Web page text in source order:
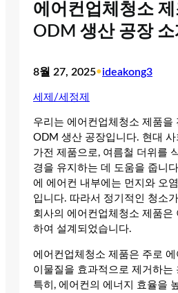
에어컨업체청소
ODM 생산 공장 소
8월 27, 2025•ideakong3
세제/세정제
우리는 에어컨업체청소 제품을
ODM 생산 공장입니다. 현대
가전 제품으로, 여름철 더위를
경을 유지하는 데 도움을 줍니
에 에어컨 내부에는 먼지와 오
입니다. 따라서 정기적인 청소
회사의 에어컨업체청소 제품은
하여 설계되었습니다.
에어컨업체청소 제품은 주로
이물질을 효과적으로 제거하는
특히, 에어컨의 에너지 효율을